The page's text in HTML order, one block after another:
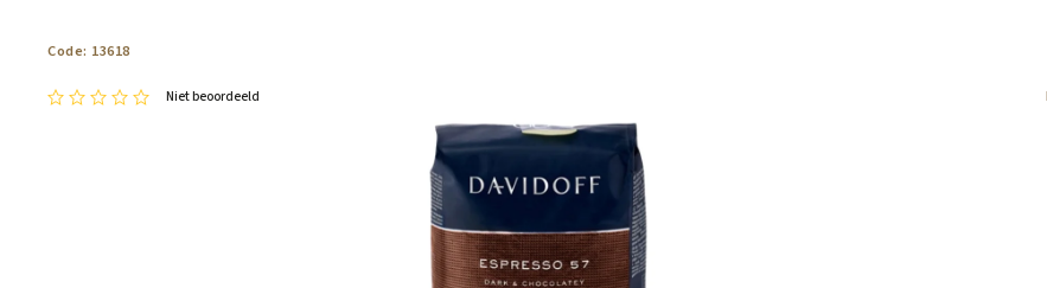
Code: 13618
Niet beoordeeld